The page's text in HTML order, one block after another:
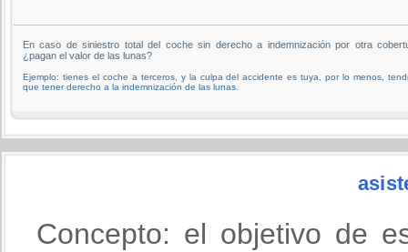
En caso de siniestro total del coche sin derecho a indemnización por otra
¿pagan el valor de las lunas?
Ejemplo: tienes el coche a terceros, y la culpa del accidente es tuya, por lo menos,
que tener derecho a la indemnización de las lunas.
Concepto: el objetivo de